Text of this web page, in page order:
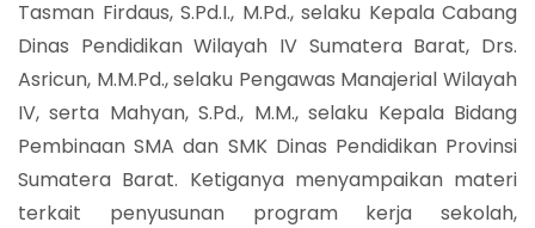
Tasman Firdaus, S.Pd.I., M.Pd., selaku Kepala Cabang
Dinas Pendidikan Wilayah IV Sumatera Barat, Drs.
Asricun, M.M.Pd., selaku Pengawas Manajerial Wilayah
IV, serta Mahyan, S.Pd., M.M., selaku Kepala Bidang
Pembinaan SMA dan SMK Dinas Pendidikan Provinsi
Sumatera Barat. Ketiganya menyampaikan materi
terkait penyusunan program kerja sekolah,